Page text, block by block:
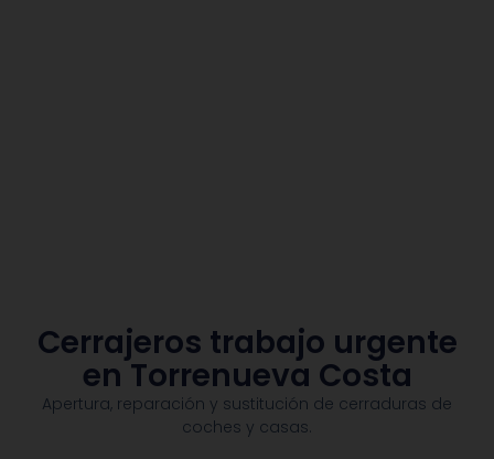
Cerrajeros trabajo urgente
en Torrenueva Costa
Apertura, reparación y sustitución de cerraduras de
coches y casas.​